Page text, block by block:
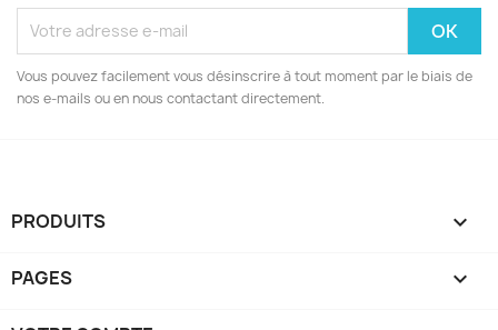
Vous pouvez facilement vous désinscrire à tout moment par le biais de
nos e-mails ou en nous contactant directement.
PRODUITS 
PAGES 